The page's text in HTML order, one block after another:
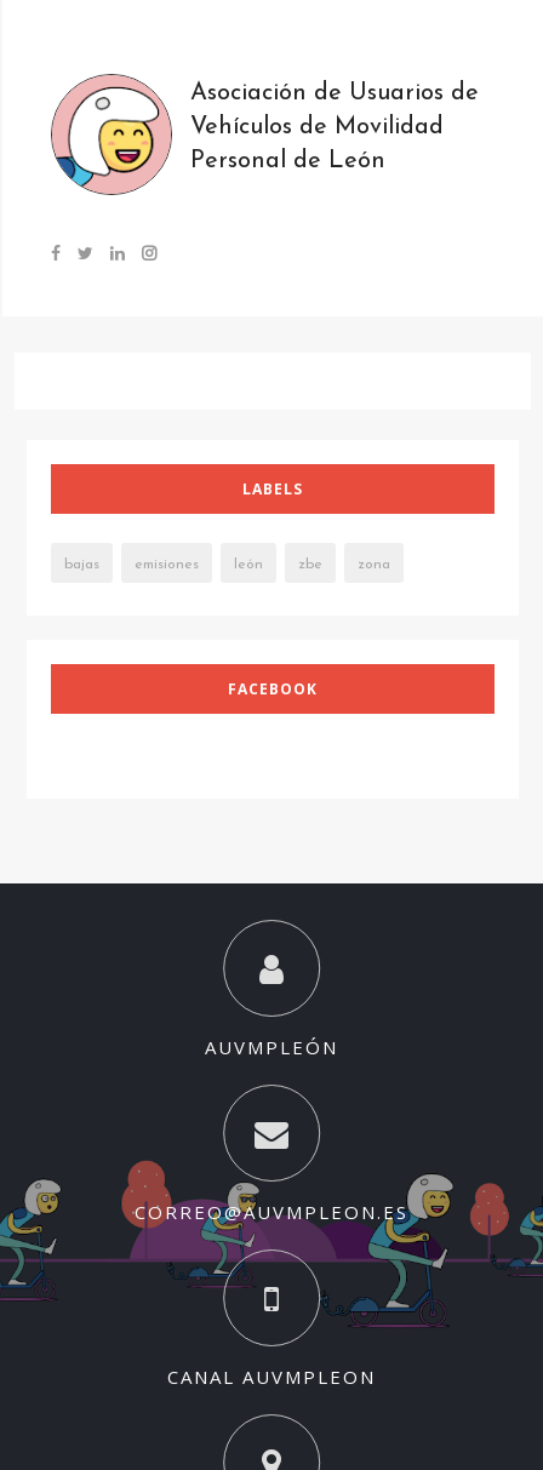
Asociación de Usuarios de
Vehículos de Movilidad
Personal de León
LABELS
bajas emisiones león zbe zona
FACEBOOK
AUVMPLEÓN
CORREO@AUVMPLEON.ES
CANAL AUVMPLEON